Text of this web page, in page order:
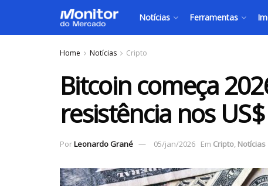
Notícias Ferramentas
Home Notícias Cripto
Bitcoin começa
resistência nos
PorLeonardo Grané 05/jan/2026 Em Cripto, Notícias